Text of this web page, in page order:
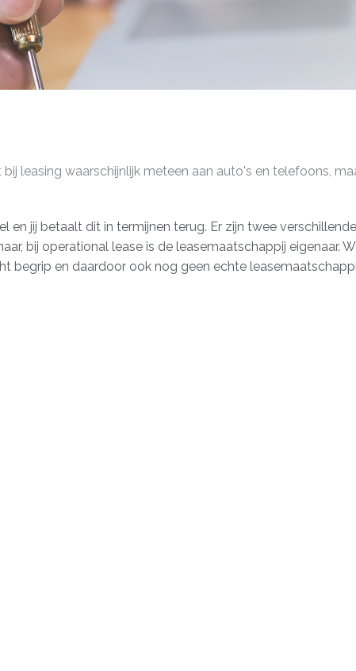
leasing waarschijnlijk meteen aan auto's en telefoons,
jij betaalt dit in termijnen terug. Er zijn twee
bij operational lease is de leasemaatschappij eigenaar.
begrip en daardoor ook nog geen echte